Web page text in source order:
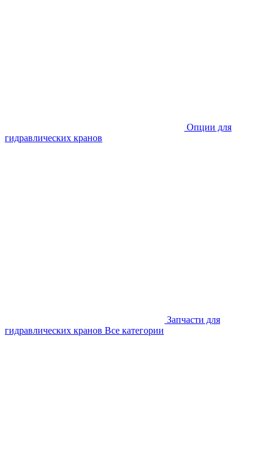
Опции для
гидравлических кранов
Запчасти для
гидравлических кранов Все категории